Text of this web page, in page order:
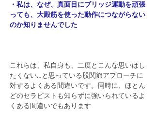
・私は、なぜ、真面目にブリッジ運動を頑張
っても、大殿筋を使った動作につながらない
のか知りませんでした
これらは、私自身も、二度とこんな思いはし
たくない…と思っている股関節アプローチに
対するよくある間違いです。同時に、ほとん
どのセラピストも知らずに強いられているよ
くある間違いでもあります